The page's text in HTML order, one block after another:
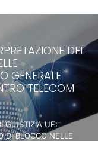
DEL
GENERALE
TELECOM
GIUSTIZIA UE:
DI BLOCCO NELLE